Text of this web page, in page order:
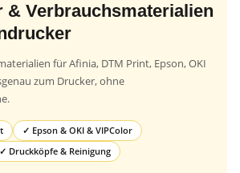
& Verbrauchsmaterialien
für Afinia, DTM Print, Epson, OKI
zum Drucker, ohne
✓ Epson & OKI & VIPColor
✓ Druckköpfe & Reinigung